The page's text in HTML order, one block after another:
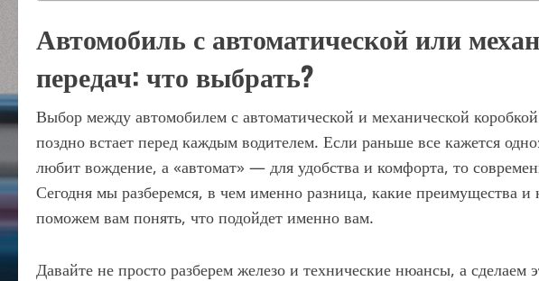
Автомобиль с автоматической или
передач: что выбрать?
Выбор между автомобилем с автоматической и механической
поздно встает перед каждым водителем. Если раньше все кажется
любит вождение, а «автомат» — для удобства и комфорта, то
Сегодня мы разберемся, в чем именно разница, какие преимущества и
поможем вам понять, что подойдет именно вам.
Давайте не просто разберем железо и технические нюансы, а